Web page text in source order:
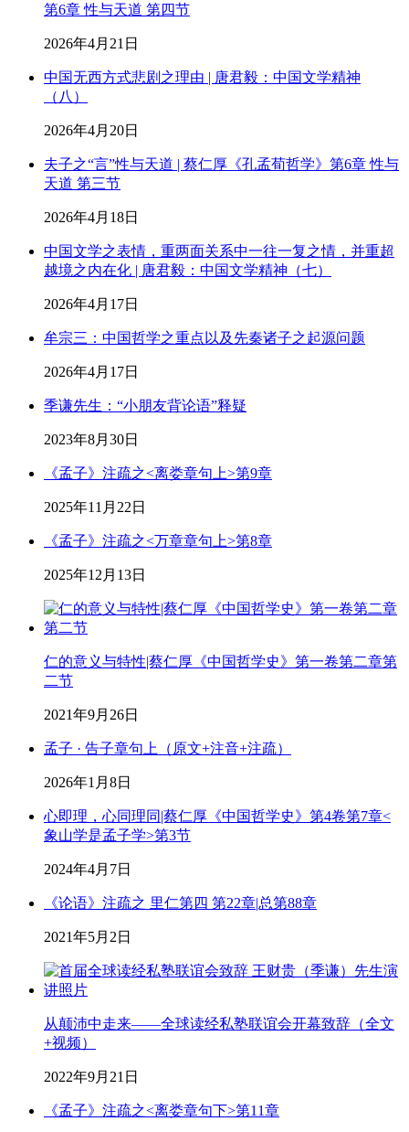
第6章 性与天道 第四节
2026年4月21日
中国无西方式悲剧之理由 | 唐君毅：中国文学精神
（八）
2026年4月20日
夫子之“言”性与天道 | 蔡仁厚《孔孟荀哲学》第6章 性与
天道 第三节
2026年4月18日
中国文学之表情，重两面关系中一往一复之情，并重超
越境之内在化 | 唐君毅：中国文学精神（七）
2026年4月17日
牟宗三：中国哲学之重点以及先秦诸子之起源问题
2026年4月17日
季谦先生：“小朋友背论语”释疑
2023年8月30日
《孟子》注疏之<离娄章句上>第9章
2025年11月22日
《孟子》注疏之<万章章句上>第8章
2025年12月13日
仁的意义与特性|蔡仁厚《中国哲学史》第一卷第二章第
二节
2021年9月26日
孟子 · 告子章句上（原文+注音+注疏）
2026年1月8日
心即理，心同理同|蔡仁厚《中国哲学史》第4卷第7章<
象山学是孟子学>第3节
2024年4月7日
《论语》注疏之 里仁第四 第22章|总第88章
2021年5月2日
从颠沛中走来——全球读经私塾联谊会开幕致辞（全文
+视频）
2022年9月21日
《孟子》注疏之<离娄章句下>第11章